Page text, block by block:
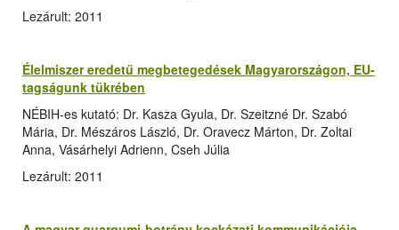
Lezárult: 2011
Élelmiszer eredetű megbetegedések Magyarországon, EU-
tagságunk tükrében
NÉBIH-es kutató: Dr. Kasza Gyula, Dr. Szeitzné Dr. Szabó
Mária, Dr. Mészáros László, Dr. Oravecz Márton, Dr. Zoltai
Anna, Vásárhelyi Adrienn, Cseh Júlia
Lezárult: 2011